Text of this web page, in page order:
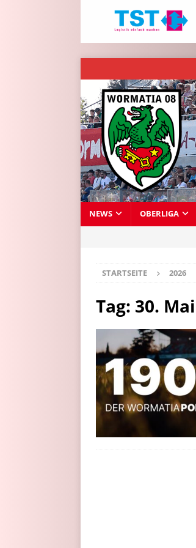
NEWS OBERLIGA
STARTSEITE 2026
Tag: 30.